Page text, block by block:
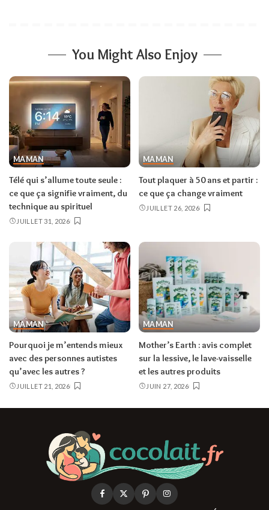
You Might Also Enjoy
MAMAN
Télé qui s’allume toute seule :
ce que ça signifie vraiment, du
technique au spirituel
JUILLET 31, 2026
MAMAN
Tout plaquer à 50 ans et partir :
ce que ça change vraiment
JUILLET 26, 2026
MAMAN
Pourquoi je m’entends mieux
avec des personnes autistes
qu’avec les autres ?
JUILLET 21, 2026
MAMAN
Mother’s Earth : avis complet
sur la lessive, le lave-vaisselle
et les autres produits
JUIN 27, 2026